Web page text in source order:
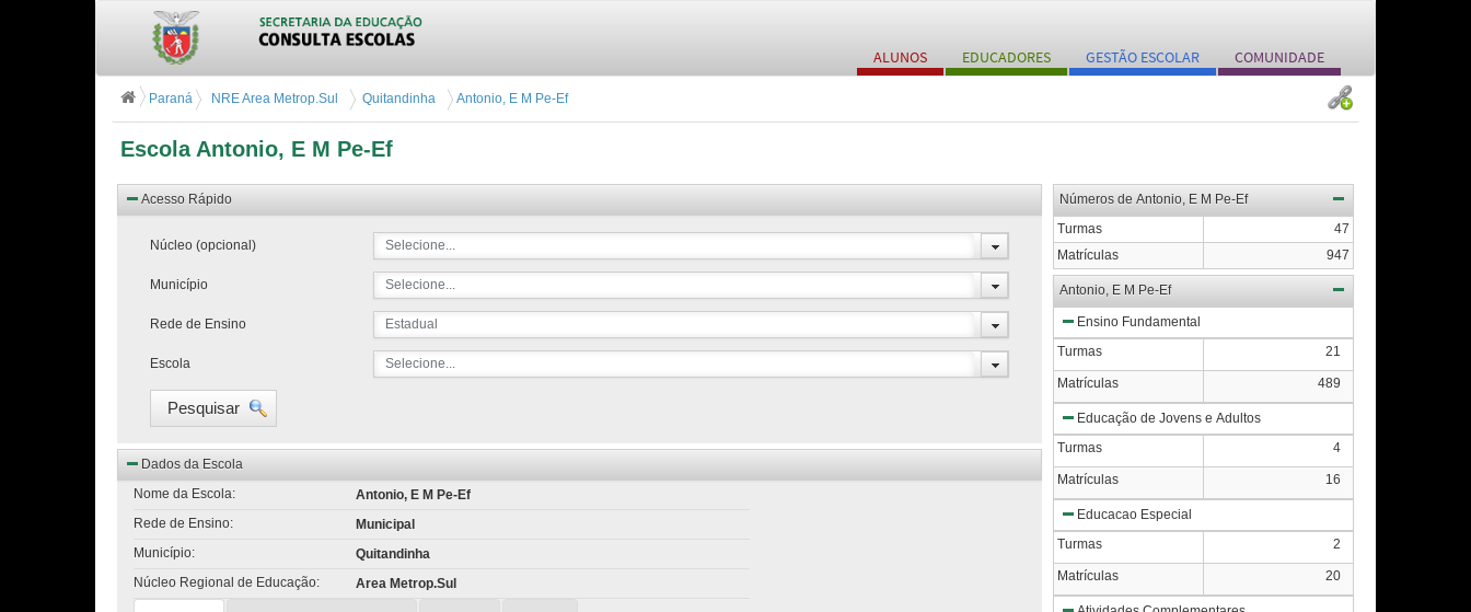
ALUNOS EDUCADORES GESTÃO ESCOLAR COMUNIDADE
Escola Antonio, E M Pe-Ef
Paraná NRE Area Metrop.Sul Quitandinha Antonio, E M Pe-Ef
Acesso Rápido
Núcleo (opcional) Selecione...
Município Selecione...
Rede de Ensino Estadual
Escola Selecione...
Pesquisar
Dados da Escola
Nome da Escola:
Antonio, E M Pe-Ef
Rede de Ensino:
Municipal
Município:
Quitandinha
Núcleo Regional de Educação:
Area Metrop.Sul
Números de Antonio, E M Pe-Ef
Turmas
47
Matrículas
947
Antonio, E M Pe-Ef
Ensino Fundamental
Turmas
21
Matrículas 489
Educação de Jovens e Adultos
Turmas
4
Matrículas 16
Educacao Especial
Turmas
2
Matrículas 20